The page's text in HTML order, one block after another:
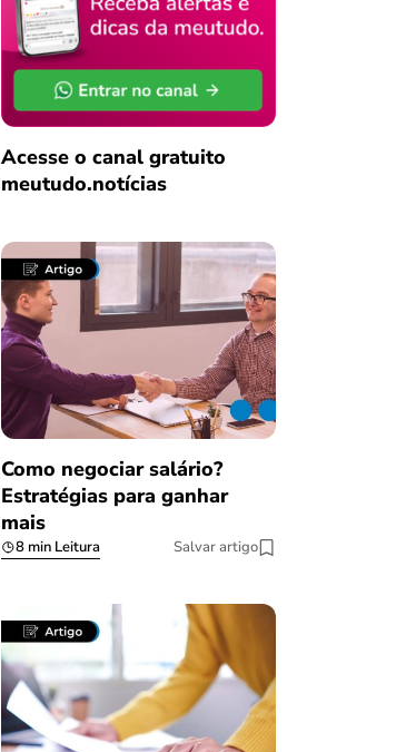
Acesse o canal gratuito
meutudo.notícias
Como negociar salário?
Estratégias para ganhar
mais
8 min Leitura Salvar artigo